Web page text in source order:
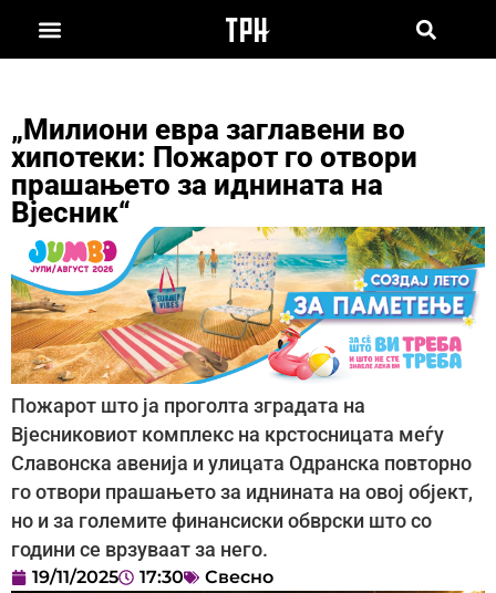
„Милиони евра заглавени во
хипотеки: Пожарот го отвори
прашањето за иднината на
Вјесник“
Пожарот што ја проголта зградата на
Вјесниковиот комплекс на крстосницата меѓу
Славонска авенија и улицата Одранска повторно
го отвори прашањето за иднината на овој објект,
но и за големите финансиски обврски што со
години се врзуваат за него.
19/11/2025 17:30 Свесно